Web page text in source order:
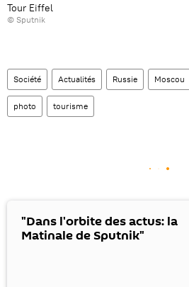
Tour Eiffel
© Sputnik
Société Actualités Russie Moscou
photo tourisme
"Dans l'orbite des actus: la
Matinale de Sputnik"